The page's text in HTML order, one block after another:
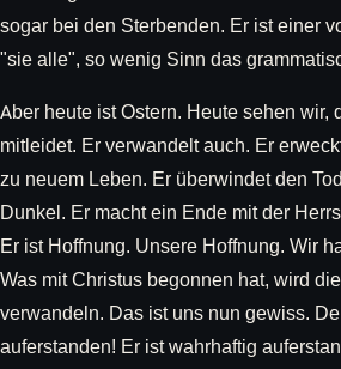
sogar bei den Sterbenden. Er ist einer
"sie alle", so wenig Sinn das
Aber heute ist Ostern. Heute sehen wir,
mitleidet. Er verwandelt auch. Er
zu neuem Leben. Er überwindet den
Dunkel. Er macht ein Ende mit der
Er ist Hoffnung. Unsere Hoffnung. Wir
Was mit Christus begonnen hat, wird
verwandeln. Das ist uns nun gewiss.
auferstanden! Er ist wahrhaftig